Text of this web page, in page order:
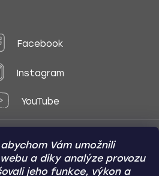
Vám umožnili
a díky analýze provozu
jeho funkce, výkon a
Facebook
Instagram
YouTube
platby:
Převod Dobírka